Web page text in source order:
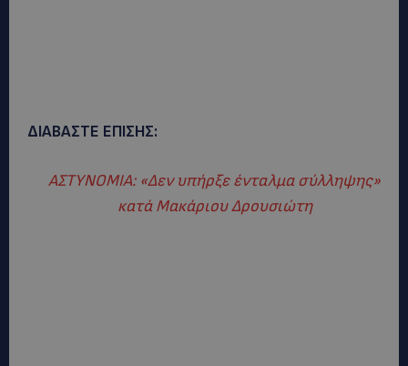
ΔΙΑΒΑΣΤΕ ΕΠΙΣΗΣ:
ΑΣΤΥΝΟΜΙΑ: «Δεν υπήρξε ένταλμα σύλληψης»
κατά Μακάριου Δρουσιώτη